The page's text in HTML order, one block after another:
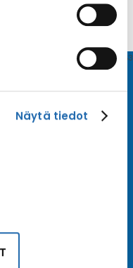
Näytä tiedot
V4.1663